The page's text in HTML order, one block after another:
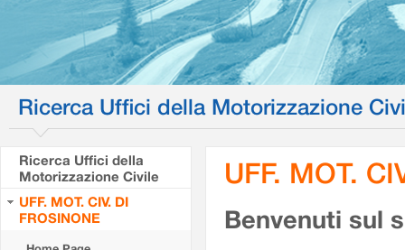
Ricerca Uffici della Motorizzazione
Ricerca Uffici della
Motorizzazione Civile
UFF. MOT. CIV. DI
FROSINONE
UFF. MOT.
Benvenuti sul